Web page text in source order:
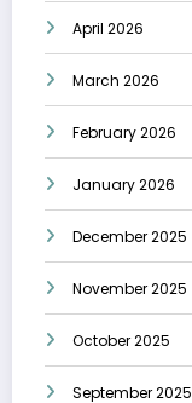
April 2026
March 2026
February 2026
January 2026
December 2025
November 2025
October 2025
September 2025